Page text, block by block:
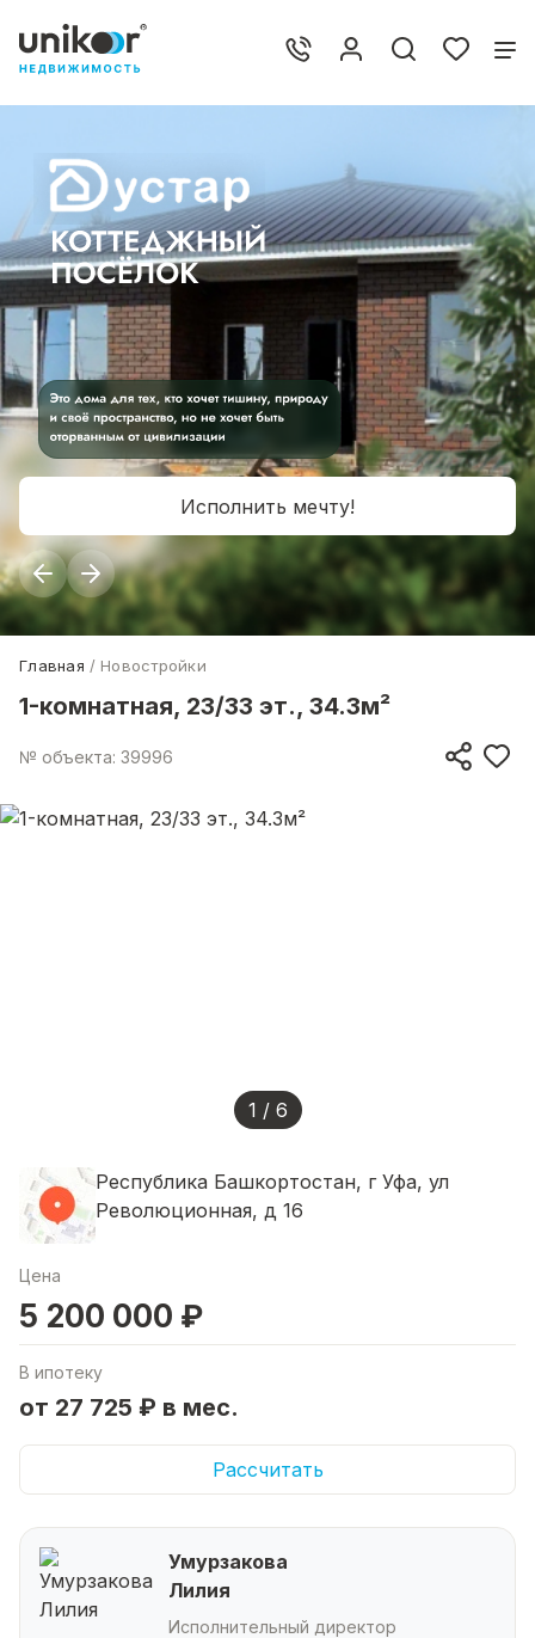
Исполнить мечту!
Главная Новостройки
1-комнатная, 23/33 эт., 34.3м²
№ объекта: 39996
1 / 6
Республика Башкортостан, г Уфа, ул
Революционная, д 16
Цена
5 200 000 ₽
В ипотеку
от 27 725 ₽ в мес.
Рассчитать
Умурзакова
Лилия
Исполнительный директор